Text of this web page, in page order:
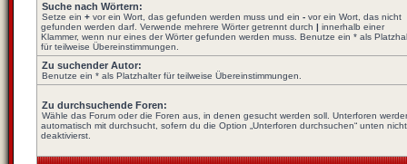
Suche nach Wörtern:
Setze ein + vor ein Wort, das gefunden werden muss und ein - vor ein Wort, das nicht
gefunden werden darf. Verwende mehrere Wörter getrennt durch | innerhalb einer
Klammer, wenn nur eines der Wörter gefunden werden muss. Benutze ein * als
für teilweise Übereinstimmungen.
Zu suchender Autor:
Benutze ein * als Platzhalter für teilweise Übereinstimmungen.
Zu durchsuchende Foren:
Wähle das Forum oder die Foren aus, in denen gesucht werden soll. Unterforen
automatisch mit durchsucht, sofern du die Option „Unterforen durchsuchen“ unten nicht
deaktivierst.